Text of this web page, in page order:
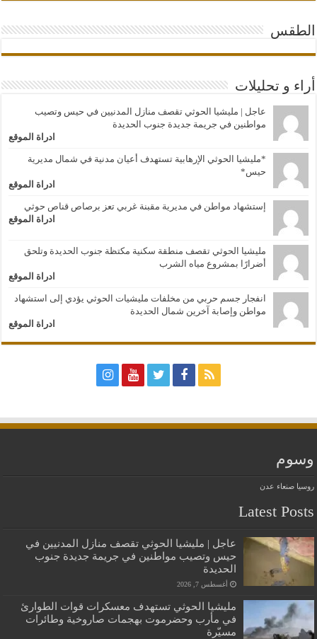
الطقس
أراء و تحليلات
عاجل | مليشيا الحوثي تقصف منازل المدنيين في حيس وتصيب
مواطنين في جريمة جديدة جنوب الحديدة
ادراة الموقع
*مليشيا الحوثي الإرهابية تستهدف أعيان مدنية في شمال مديرية
حيس*
ادراة الموقع
إستشهاد مواطن في مديرية مقبنة غربي تعز برصاص قناص حوثي
ادراة الموقع
مليشيا الحوثي تقصف منطقة سكنية مكتظة جنوب الحديدة وتلحق
أضرارًا بمشروع مياه الشرب
ادراة الموقع
انفجار جسم حربي من مخلفات مليشيات الحوثي يؤدي إلى استشهاد
مواطن وإصابة آخرين شمال الحديدة
ادراة الموقع
وسوم
روسيا صنعاء عدن
Latest Posts
عاجل | مليشيا الحوثي تقصف منازل المدنيين في
حيس وتصيب مواطنين في جريمة جديدة جنوب
الحديدة
أغسطس 7, 2026
مليشيا الحوثي تستهدف معسكرات قوات الطوارئ
في مأرب وحضرموت بهجمات صاروخية وطائرات
مسيّرة